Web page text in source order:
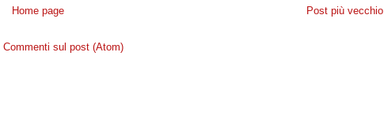
Post più vecchio
Home page
Commenti sul post (Atom)